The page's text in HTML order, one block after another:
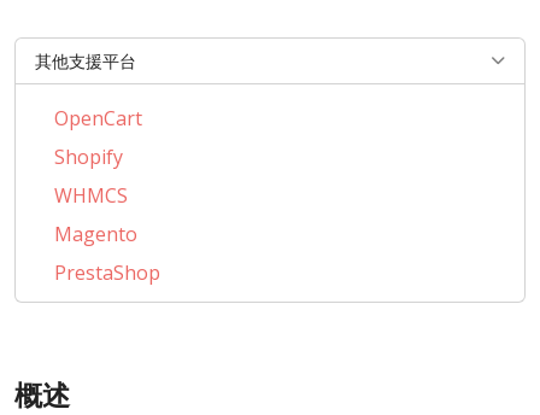
其他支援平台
OpenCart
Shopify
WHMCS
Magento
PrestaShop
BigCommerce
CSCart
概述